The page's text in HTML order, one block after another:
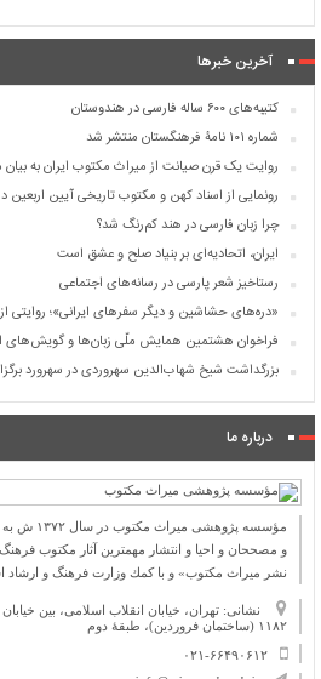
آخرین خبرها
کتیبه‌های ۶۰۰ ساله فارسی در هندوستان
شماره ۱۰۱ نامۀ فرهنگستان منتشر شد
روایت یک قرن صیانت از میراث مکتوب ایران به بیان
رونمایی از اسناد کهن و مکتوب تاریخی آیین
چرا زبان فارسی در هند کم‌رنگ شد؟
ایران، اتحادیه‌ای بر بنیاد صلح و عشق است
رستاخیز شعر پارسی در رسانه‌های اجتماعی
«دره‌های حشاشین و دیگر سفرهای ایرانی»؛ روایتی از
فراخوان هشتمین همایش ملّی زبان‌ها و گویش‌های
بزرگداشت شیخ شهاب‌الدین سهروردی در سهرورد
درباره ما
مؤسسه
و مصححان و احیا و انتشار مهمترین آثار مكتوب فرهنگ
نشر میراث مكتوب» و با كمك وزارت فرهنگ و ارشاد
نشانی: تهران، خیابان انقلاب اسلامی، بین
۱۱۸۲ (ساختمان فروردین)، طبقۀ دوم
۰۲۱-۶۶۴۹۰۶۱۲